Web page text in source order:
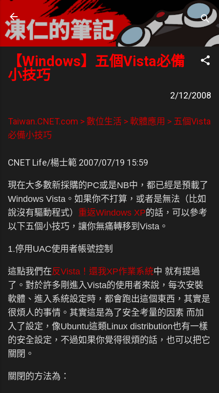
跳到主要內容
凍仁的筆記
- https://note.drx.tw
【Windows】五個Vista必備
小技巧
2/12/2008
Taiwan.CNET.com > 數位生活 > 軟體應用 > 五個Vista
必備小技巧
CNET Life/楊士範 2007/07/19 15:59
現在大多數新採購的PC或是NB中，都已經是預載了
Windows Vista。如果你不打算，或者是無法（比如
說沒有驅動程式） 重返Windows XP的話，可以參考
以下五個小技巧，讓你無痛轉移到Vista。
1.停用UAC使用者帳號控制
這點我們在反Vista！還我XP作業系統中 就有提過
了。對於許多剛進入Vista的使用者來說，每次安裝
軟體、進入系統設定時，都會跑出這個東西，其實是
很煩人的事情。其實這是為了安全考量的因素 而加
入了設定，像Ubuntu這類Linux distribution也有一樣
的安全設定，不過如果你覺得很煩的話，也可以把它
關閉。
關閉的方法為：